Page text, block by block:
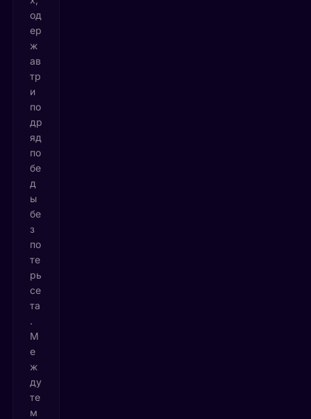
од
ер
ж
ав
тр
и
по
др
яд
по
бе
д
ы
бе
з
по
те
рь
се
та
.
М
е
ж
ду
те
м